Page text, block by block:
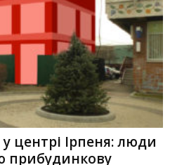
центрі Ірпеня: люди
прибудинкову